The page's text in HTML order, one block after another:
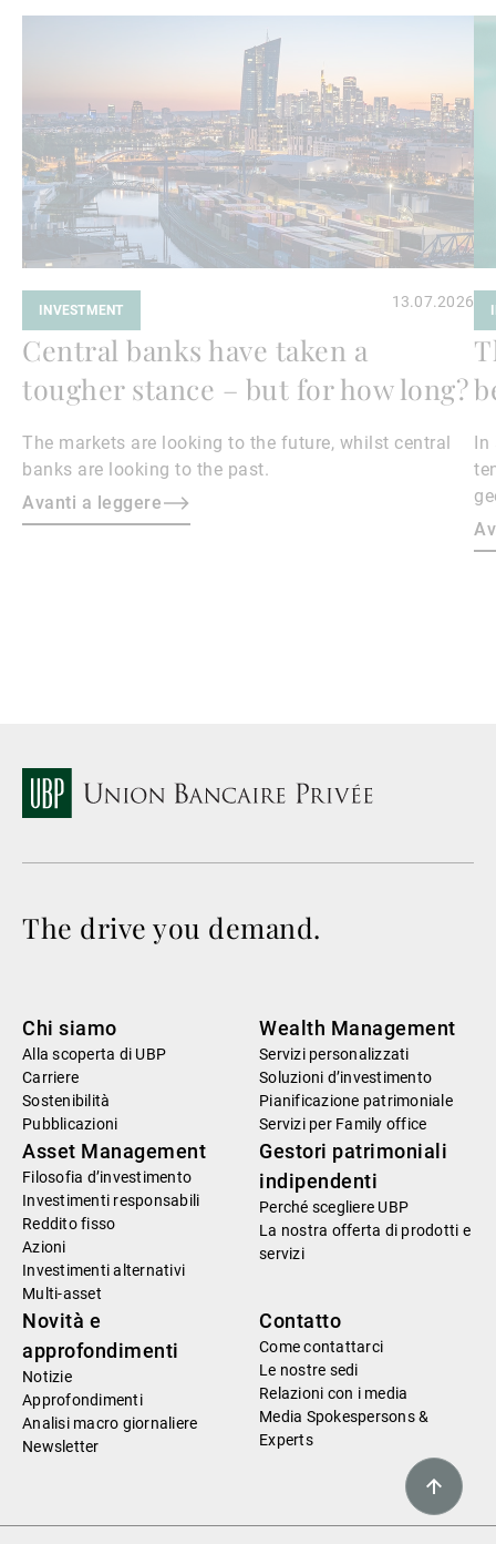
INVESTMENT 13.07.2026
Central banks have taken a
tougher stance – but for how long?
The markets are looking to the future, whilst central
banks are looking to the past.
Avanti a leggere
The drive you demand.
Chi siamo
Alla scoperta di UBP
Carriere
Sostenibilità
Pubblicazioni
Wealth Management
Servizi personalizzati
Soluzioni d’investimento
Pianificazione patrimoniale
Servizi per Family office
Asset Management
Filosofia d’investimento
Investimenti responsabili
Reddito fisso
Azioni
Investimenti alternativi
Multi-asset
Gestori patrimoniali
indipendenti
Perché scegliere UBP
La nostra offerta di prodotti e
servizi
Novità e
approfondimenti
Notizie
Approfondimenti
Analisi macro giornaliere
Newsletter
Contatto
Come contattarci
Le nostre sedi
Relazioni con i media
Media Spokespersons &
Experts